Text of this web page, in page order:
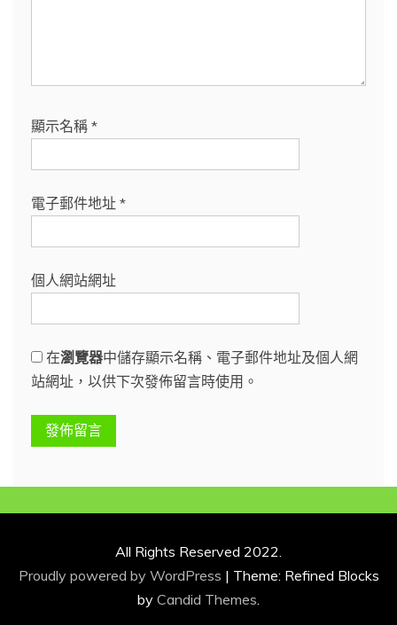
顯示名稱 *
電子郵件地址 *
個人網站網址
在瀏覽器中儲存顯示名稱、電子郵件地址及個人網
站網址，以供下次發佈留言時使用。
All Rights Reserved 2022.
Proudly powered by WordPress | Theme: Refined Blocks
by Candid Themes